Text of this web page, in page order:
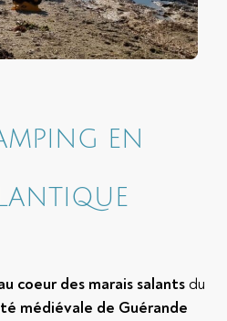
EN
coeur des marais salantsdu
médiévale de Guérande